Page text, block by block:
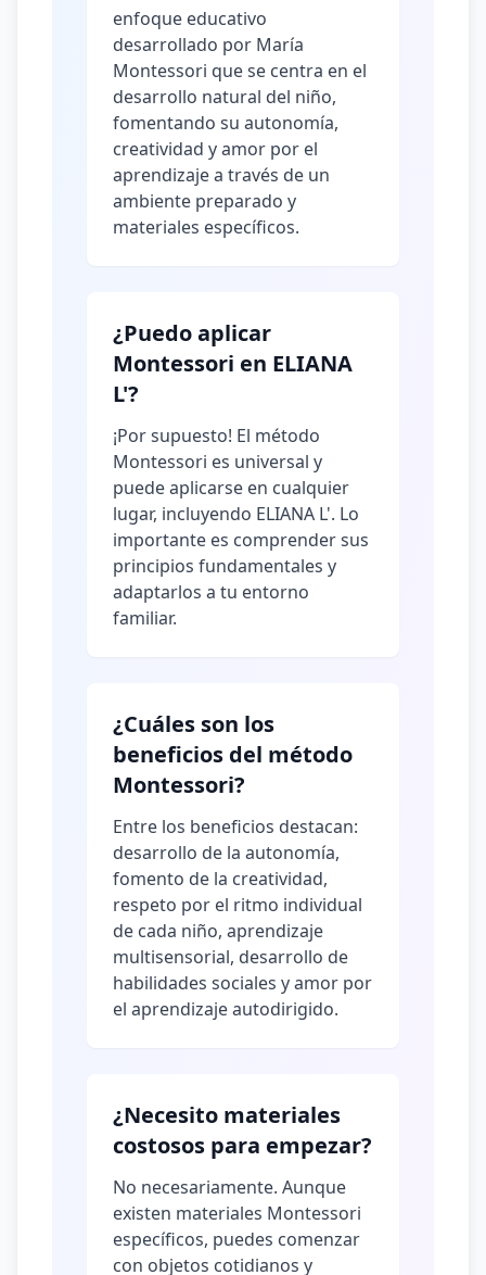
enfoque educativo
desarrollado por María
Montessori que se centra en el
desarrollo natural del niño,
fomentando su autonomía,
creatividad y amor por el
aprendizaje a través de un
ambiente preparado y
materiales específicos.
¿Puedo aplicar
Montessori en ELIANA
L'?
¡Por supuesto! El método
Montessori es universal y
puede aplicarse en cualquier
lugar, incluyendo ELIANA L'. Lo
importante es comprender sus
principios fundamentales y
adaptarlos a tu entorno
familiar.
¿Cuáles son los
beneficios del método
Montessori?
Entre los beneficios destacan:
desarrollo de la autonomía,
fomento de la creatividad,
respeto por el ritmo individual
de cada niño, aprendizaje
multisensorial, desarrollo de
habilidades sociales y amor por
el aprendizaje autodirigido.
¿Necesito materiales
costosos para empezar?
No necesariamente. Aunque
existen materiales Montessori
específicos, puedes comenzar
con objetos cotidianos y